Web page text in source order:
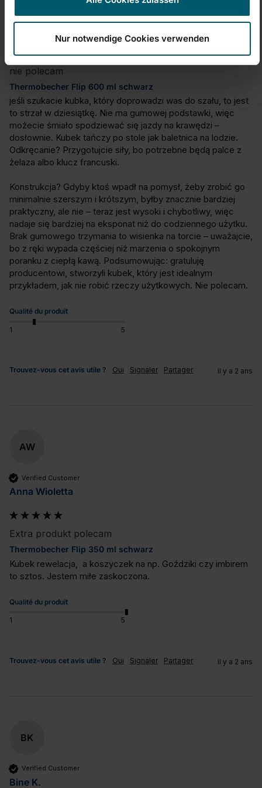
Nur notwendige Cookies verwenden
nie polecam
Thermobecher Flip 600 ml schwarz
jeśli szukacie kubka, który doprowadzi was do szału, to jest
to strzał w dziesiątkę. Nie ma gumowej podstawki, więc
możecie śmiało spodziewać się jazdy na krawędzi –
dosłownie. Kubek tańczy po stole jak baletnica na lodzie.
Odkręcanie? Przygotujcie siły, bo potrzebne będą palce z
żelaza albo klucz francuski.
Konstrukcja? Gdyby ktoś wpadł na pomysł, żeby zrobić go
minimalnie szerszym i krótszym, byłby znacznie bardziej
praktyczny, ale nie – teraz jest wysoki i chybotliwy, więc
nadaje się bardziej na eksponat niż do codziennego użytku.
Brak gumowego trzymania to wisienka na torcie – uważajcie,
bo z ręki wypada częściej niż marzenia o spokojnym
poranku z ciepłą kawą. Podsumowując: gratuluję
producentowi, stworzyli kubek, który jest idealnym
przykładem, jak nie robić rzeczy użytkowych. Nie polecam.
Qualité du produit
1 5
Trouvez-vous cet avis utile ? Oui Signaler Partager il y a 2 ans
AW
Verified Customer
Anna Wioletta
Extra produkt polecam
Thermobecher Flip 350 ml schwarz
Kubek rewelacja,  a koszyczek na np. Goździki czy imbirem
to sztos. Jestem miłe zaskoczona.
Qualité du produit
1 5
Trouvez-vous cet avis utile ? Oui Signaler Partager il y a 2 ans
BK
Verified Customer
Bine K.